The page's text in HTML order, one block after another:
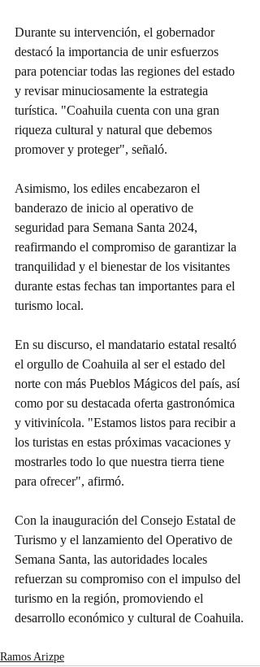
Durante su intervención, el gobernador
destacó la importancia de unir esfuerzos
para potenciar todas las regiones del estado
y revisar minuciosamente la estrategia
turística. "Coahuila cuenta con una gran
riqueza cultural y natural que debemos
promover y proteger", señaló.
Asimismo, los ediles encabezaron el
banderazo de inicio al operativo de
seguridad para Semana Santa 2024,
reafirmando el compromiso de garantizar la
tranquilidad y el bienestar de los visitantes
durante estas fechas tan importantes para el
turismo local.
En su discurso, el mandatario estatal resaltó
el orgullo de Coahuila al ser el estado del
norte con más Pueblos Mágicos del país, así
como por su destacada oferta gastronómica
y vitivinícola. "Estamos listos para recibir a
los turistas en estas próximas vacaciones y
mostrarles todo lo que nuestra tierra tiene
para ofrecer", afirmó.
Con la inauguración del Consejo Estatal de
Turismo y el lanzamiento del Operativo de
Semana Santa, las autoridades locales
refuerzan su compromiso con el impulso del
turismo en la región, promoviendo el
desarrollo económico y cultural de Coahuila.
Ramos Arizpe